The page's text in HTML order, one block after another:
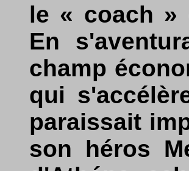
le « coach »
En
champ
qui
paraissait
son héros